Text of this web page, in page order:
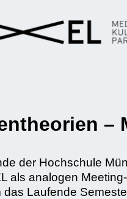
–
der Hochschule
als analogen
das Laufende